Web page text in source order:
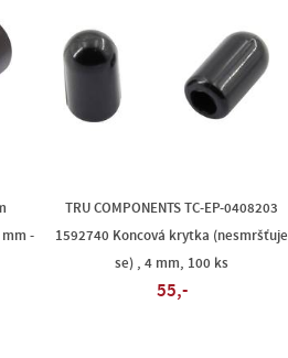
-
TRU COMPONENTS TC-EP-0408203
1592740 Koncová krytka (nesmršťuje
se) , 4 mm, 100 ks
55,-